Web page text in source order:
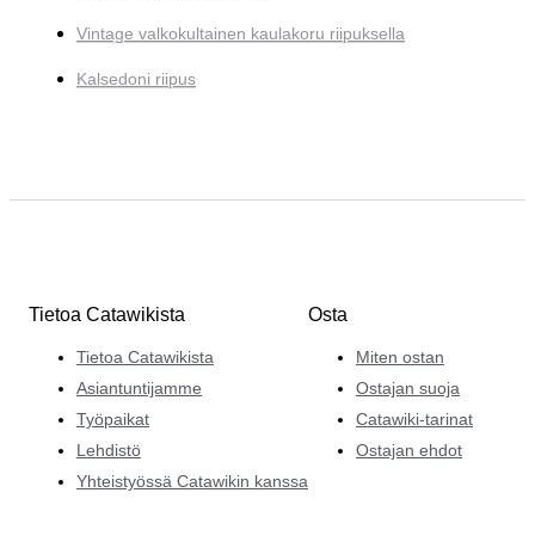
Vintage valkokultainen kaulakoru riipuksella
Kalsedoni riipus
Tietoa Catawikista
Tietoa Catawikista
Asiantuntijamme
Työpaikat
Lehdistö
Yhteistyössä Catawikin kanssa
Osta
Miten ostan
Ostajan suoja
Catawiki-tarinat
Ostajan ehdot